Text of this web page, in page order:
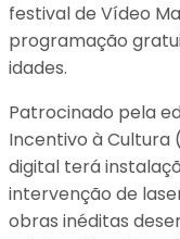
festival de Vídeo
programação
idades.
Patrocinado pela
Incentivo à Cultura
digital terá
intervenção de
obras inéditas